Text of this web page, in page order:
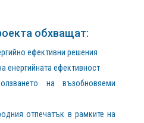
обхващат:
ефективни решения
енергийната ефективност
на възобновяеми
отпечатък в рамките на